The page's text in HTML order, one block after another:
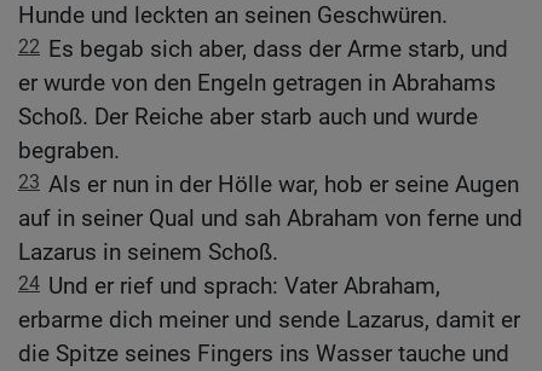
Hunde und leckten an seinen Geschwüren.
22 Es begab sich aber, dass der Arme starb, und
er wurde von den Engeln getragen in Abrahams
Schoß. Der Reiche aber starb auch und wurde
begraben.
23 Als er nun in der Hölle war, hob er seine Augen
auf in seiner Qual und sah Abraham von ferne und
Lazarus in seinem Schoß.
24 Und er rief und sprach: Vater Abraham,
erbarme dich meiner und sende Lazarus, damit er
die Spitze seines Fingers ins Wasser tauche und